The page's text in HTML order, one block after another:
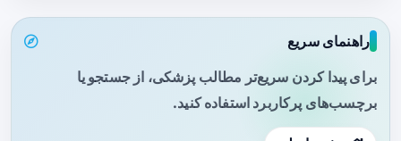
راهنمای سریع
برای پیدا کردن سریع‌تر مطالب پزشکی، از جستجو یا
برچسب‌های پرکاربرد استفاده کنید.